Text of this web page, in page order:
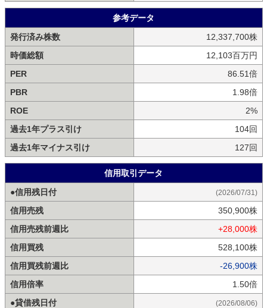
参考データ
発行済み株数
12,337,700株
時価総額
12,103百万円
PER
86.51倍
PBR
1.98倍
ROE
2%
過去1年プラス引け
104回
過去1年マイナス引け
127回
信用取引データ
●信用残日付
(2026/07/31)
信用売残
350,900株
信用売残前週比
+28,000株
信用買残
528,100株
信用買残前週比
-26,900株
信用倍率
1.50倍
●貸借残日付
(2026/08/06)